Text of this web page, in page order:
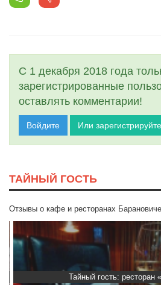
С 1 декабря 2018 года
зарегистрированные
оставлять комментарии!
Войдите Или
ТАЙНЫЙ ГОСТЬ
Отзывы о кафе и ресторанах
Тайный гость: ресторан